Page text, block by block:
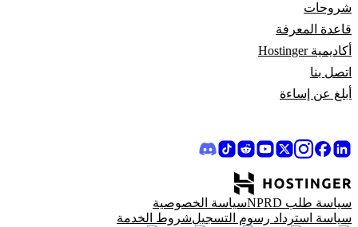
شروحات
قاعدة المعرفة
أكاديمية Hostinger
اتصل بنا
أبلغ عن إساءة
سياسة طلب NPRD
سياسة الخصوصية
سياسة استرداد رسوم التسجيلشروط الخدمة